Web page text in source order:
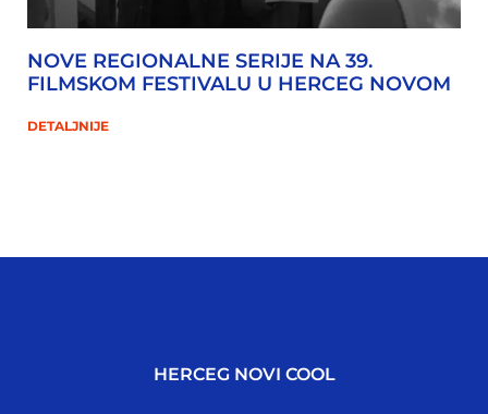
NOVE REGIONALNE SERIJE NA 39.
FILMSKOM FESTIVALU U HERCEG NOVOM
DETALJNIJE
HERCEG NOVI COOL